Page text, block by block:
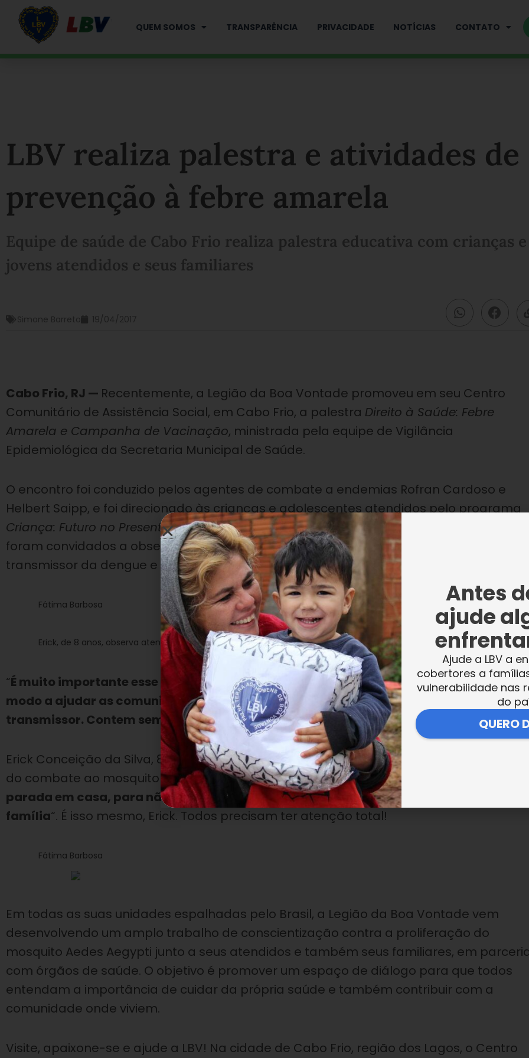
QUEM SOMOS TRANSPARÊNCIA PRIVACIDADE NOTÍCIAS CONTATO
LBV realiza palestra e atividades de
prevenção à febre amarela
Equipe de saúde de Cabo Frio realiza palestra educativa com crianças e
jovens atendidos e seus familiares
Simone Barreto 19/04/2017
Cabo Frio, RJ — Recentemente, a Legião da Boa Vontade promoveu em seu Centro
Comunitário de Assistência Social, em Cabo Frio, a palestra Direito à Saúde: Febre
Amarela e Campanha de Vacinação, ministrada pela equipe de Vigilância
Epidemiológica da Secretaria Municipal de Saúde.
O encontro foi conduzido pelos agentes de combate a endemias Rofran Cardoso e
Helbert Saipp, e foi direcionado às crianças e adolescentes atendidos pelo programa
Criança: Futuro no Presente!e seus familiares. Na ocasião, os meninas e as meninas
foram convidados a observar, num microscópio, a lava do mosquito Aedes Aegypti,
transmissor da dengue e da febre amarela urbana.
Fátima Barbosa
Erick, de 8 anos, observa atentamente no microscópio o mosquito da dengue, transmissor de diversas doenças.
“É muito importante esse espaço que a LBV abre para esclarecimentos, informações,
modo a ajudar as comunidades assistidas a se prevenirem e combaterem o
transmissor. Contem sempre conosco“, disse o agente de saúde Rofran Cardoso.
Erick Conceição da Silva, 8 anos, aprendeu direitinho sobre a importância da
do combate ao mosquito transmissor: “precisamos cuidar para não deixar água
parada em casa, para não deixar o mosquito nascer e transmitir doenças para a
família“. É isso mesmo, Erick. Todos precisam ter atenção total!
Fátima Barbosa
Em todas as suas unidades espalhadas pelo Brasil, a Legião da Boa Vontade vem
desenvolvendo um amplo trabalho de conscientização contra a proliferação do
mosquito Aedes Aegypti junto a seus atendidos e também seus familiares, em
com órgãos de saúde. O objetivo é promover um espaço de diálogo para que todos
entendam a importância de cuidar da própria saúde e também contribuir com a
comunidade onde viviem.
Visite, apaixone-se e ajude a LBV! Na cidade de Cabo Frio, região dos Lagos, o Centro
Antes
ajude
Ajude a LBV a
cobertores a
vulnerabilidade nas
do
QUERO